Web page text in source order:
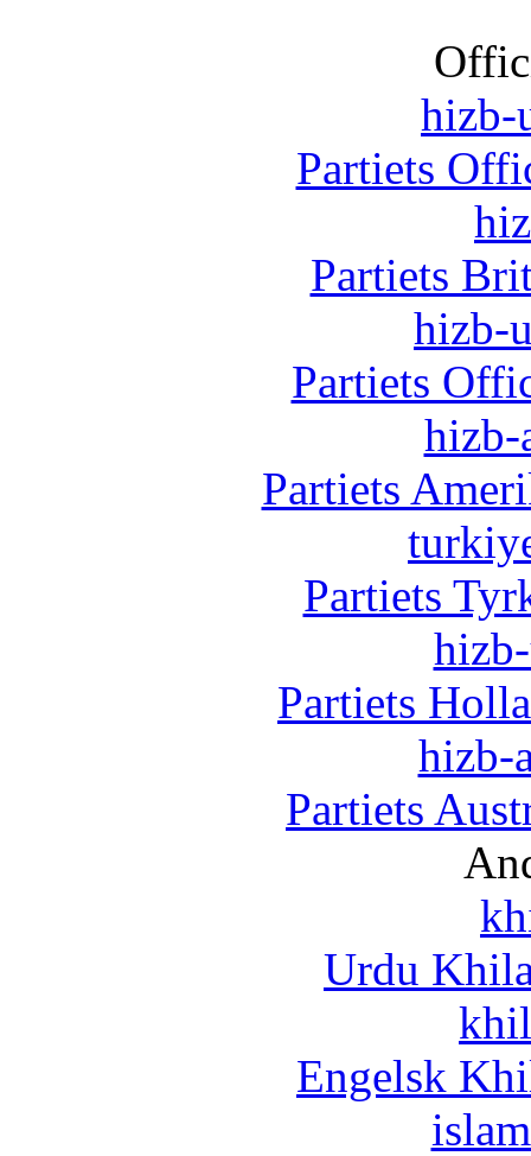
hizb-
Partiets
Partiets
hizb-
Partiets
hizb-
Partiets
Partiets
Partiets
hizb-
Partiets
Urdu
Engelsk